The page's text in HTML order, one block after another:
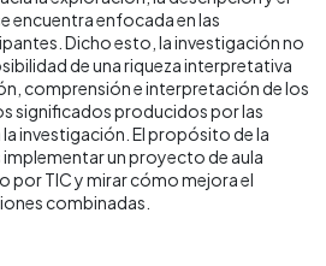
encuentra enfocada en las
Dicho esto, la investigación no
de una riqueza interpretativa
comprensión e interpretación de los
significados producidos por las
investigación. El propósito de la
un proyecto de aula
por TIC y mirar cómo mejora el
combinadas.